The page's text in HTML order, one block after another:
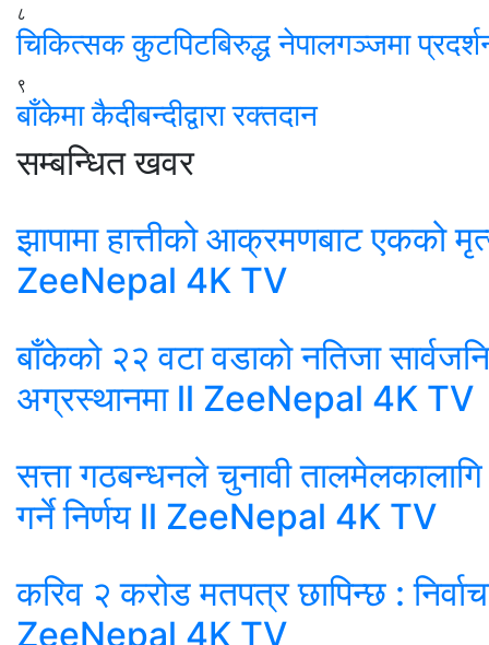
८
चिकित्सक कुटपिटबिरुद्ध नेपालगञ्जमा
९
बाँकेमा कैदीबन्दीद्वारा रक्तदान
सम्बन्धित खवर
झापामा हात्तीको आक्रमणबाट एकको
ZeeNepal 4K TV
बाँकेको २२ वटा वडाको नतिजा
अग्रस्थानमा ll ZeeNepal 4K TV
सत्ता गठबन्धनले चुनावी तालमेलकालागि
गर्ने निर्णय ll ZeeNepal 4K TV
करिव २ करोड मतपत्र छापिन्छ :
ZeeNepal 4K TV